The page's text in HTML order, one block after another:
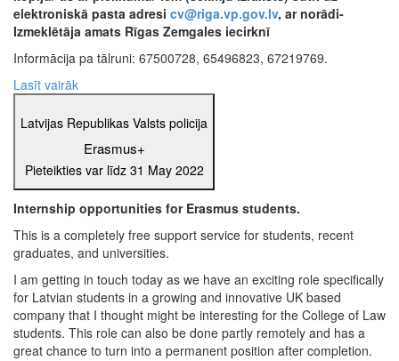
elektroniskā pasta adresi cv@riga.vp.gov.lv, ar norādi-
Izmeklētāja amats Rīgas Zemgales iecirknī
Informācija pa tālruni: 67500728, 65496823, 67219769.
Lasīt vairāk
Latvijas Republikas Valsts policija
Erasmus+
Pieteikties var līdz 31 May 2022
Internship opportunities for Erasmus students.
This is a completely free support service for students, recent
graduates, and universities.
I am getting in touch today as we have an exciting role specifically
for Latvian students in a growing and innovative UK based
company that I thought might be interesting for the College of Law
students. This role can also be done partly remotely and has a
great chance to turn into a permanent position after completion.